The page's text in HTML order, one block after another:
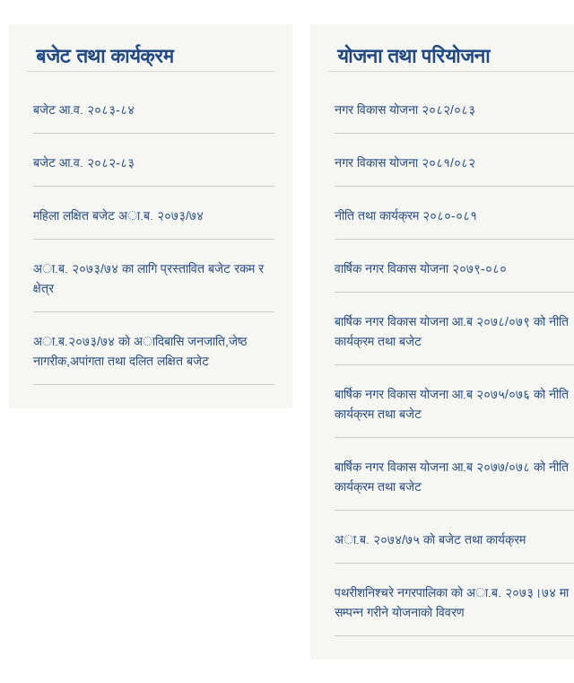
बजेट तथा कार्यक्रम
बजेट आ.व. २०८३-८४
बजेट आ.व. २०८२-८३
महिला लक्षित बजेट अा.ब. २०७३/७४
अा.ब. २०७३/७४ का लागि प्रस्तावित बजेट रकम र
क्षेत्र
अा.ब.२०७३/७४ काे अादिबासि जनजाति,जेष्ठ
नागरीक,अपांगता तथा दलित लक्षित बजेट
योजना तथा परियोजना
नगर विकास योजना २०८२/०८३
नगर विकास योजना २०८१/०८२
नीति तथा कार्यक्रम २०८०-०८१
वार्षिक नगर विकास योजना २०७९-०८०
बार्षिक नगर विकास योजना आ.ब २०७८/०७९ को नीति
कार्यक्रम तथा बजेट
बार्षिक नगर विकास योजना आ.ब २०७५/०७६ को नीति
कार्यक्रम तथा बजेट
बार्षिक नगर विकास योजना आ.ब २०७७/०७८ को नीति
कार्यक्रम तथा बजेट
अा.ब. २०७४/७५ काे बजेट तथा कार्यक्रम
पथरीशनिश्चरे नगरपालिका काे अा.ब. २०७३।७४ मा
सम्पन्न गरीने याेजनाकाे विवरण